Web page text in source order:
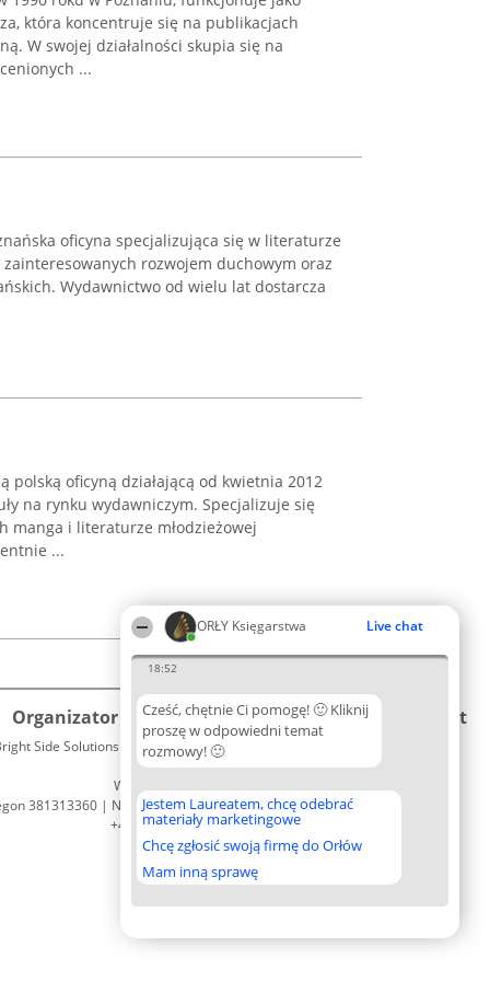
ORŁY Księgarstwa Live chat
18:52
Cześć, chętnie Ci pomogę! 🙂 Kliknij
proszę w odpowiedni temat
rozmowy! 🙂
Jestem Laureatem, chcę odebrać
materiały marketingowe
Chcę zgłosić swoją firmę do Orłów
Mam inną sprawę
która koncentruje się na publikacjach
W swojej działalności skupia się na
...
oficyna specjalizująca się w literaturze
rozwojem duchowym oraz
Wydawnictwo od wielu lat dostarcza
polską oficyną działającą od kwietnia 2012
na rynku wydawniczym. Specjalizuje się
manga i literaturze młodzieżowej
...
Organizator plebiscytu
Side Solutions sp. z o. o. sp. k.
ul. Ruska 22
Wrocław 50-079
381313360 | NIP 8943132676
+48 508 492 400
Plebiscyt
Lista
Laureatów
Zasady
Regulamin
Prywatności
Kontakt